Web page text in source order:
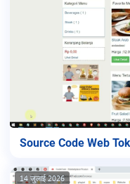
Source Code Web
14 जुलाई 2026